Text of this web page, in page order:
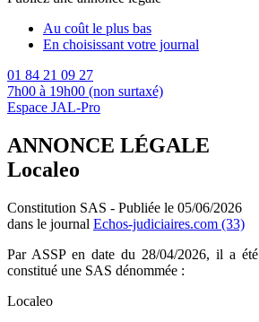
Au coût le plus bas
En choisissant votre journal
01 84 21 09 27
7h00 à 19h00 (non surtaxé)
Espace JAL-Pro
ANNONCE LÉGALE
Localeo
Constitution SAS - Publiée le 05/06/2026
dans le journal Echos-judiciaires.com (33)
Par ASSP en date du 28/04/2026, il a été
constitué une SAS dénommée :
Localeo